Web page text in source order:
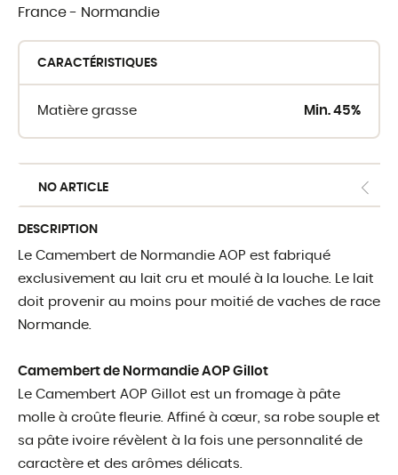
France - Normandie
CARACTÉRISTIQUES
Matière grasse Min. 45%
NO ARTICLE
DESCRIPTION
Le Camembert de Normandie AOP est fabriqué
exclusivement au lait cru et moulé à la louche. Le lait
doit provenir au moins pour moitié de vaches de race
Normande.
Camembert de Normandie AOP Gillot
Le Camembert AOP Gillot est un fromage à pâte
molle à croûte fleurie. Affiné à cœur, sa robe souple et
sa pâte ivoire révèlent à la fois une personnalité de
caractère et des arômes délicats.